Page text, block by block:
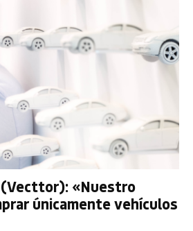
«Nuestro
únicamente vehículos